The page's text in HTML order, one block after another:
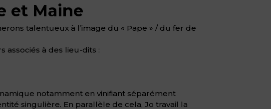
et Maine
talentueux à l’image du « Pape » / du fer de
associés à des lieu-dits :
notamment en vinifiant séparément
singulière. En parallèle de cela, Jo travail la